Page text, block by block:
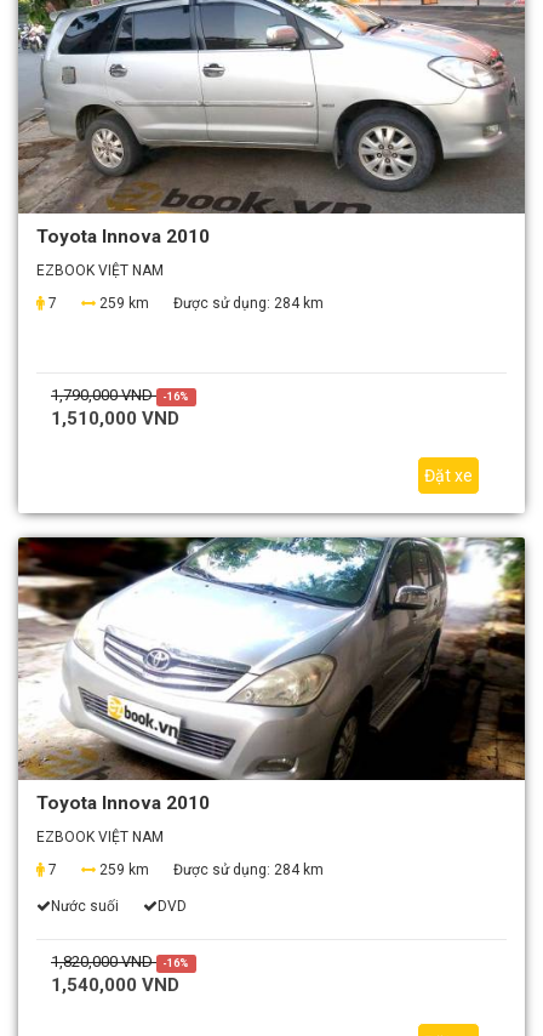
Toyota Innova 2010
EZBOOK VIỆT NAM
7
259 km Được sử dụng: 284 km
1,790,000 VND -16%
1,510,000 VND
Đặt xe
Toyota Innova 2010
EZBOOK VIỆT NAM
7
259 km Được sử dụng: 284 km
Nước suối DVD
1,820,000 VND -16%
1,540,000 VND